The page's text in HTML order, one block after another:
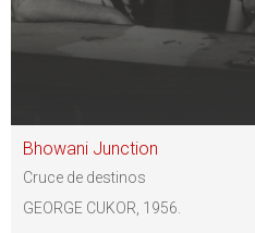
Bhowani Junction
Cruce de destinos
GEORGE CUKOR, 1956.